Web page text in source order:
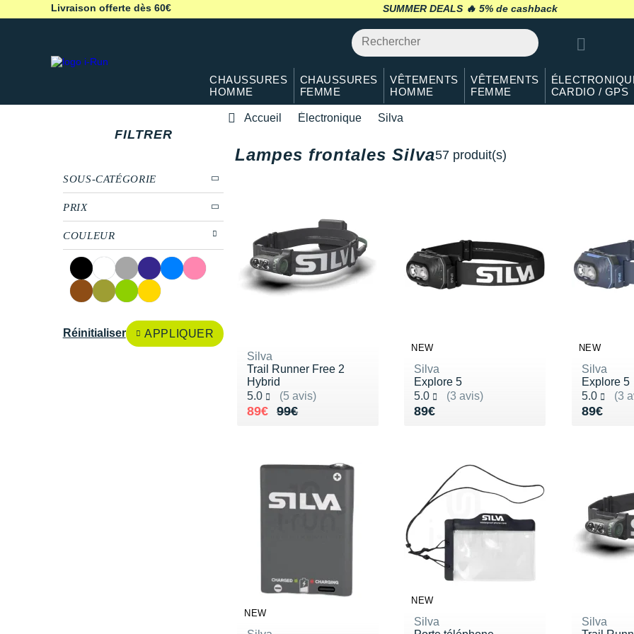
Livraison offerte dès 60€ SUMMER DEALS 🔥 retour 30 jours*
CHAUSSURES
HOMME
CHAUSSURES
FEMME
VÊTEMENTS
HOMME
VÊTEMENTS
FEMME
CARDIO / GPS
Accueil Électronique Silva
FILTRER
SOUS-CATÉGORIE
PRIX
COULEUR
Réinitialiser APPLIQUER
Lampes frontales Silva57 produit(s)
Silva
Trail Runner Free 2
Hybrid
5.0
(5 avis)
Noté 5.0 sur 5
99€
Au lieu de 99€
89€
Vendu 89€
NEW
Silva
Explore 5
5.0
(3 avis)
Noté 5.0 sur 5
89€
Vendu 89€
NEW
Silva
Explore 5
5.0
(3
Noté 5.0
89€
Vendu
NEW
NEW
Silva
Silva